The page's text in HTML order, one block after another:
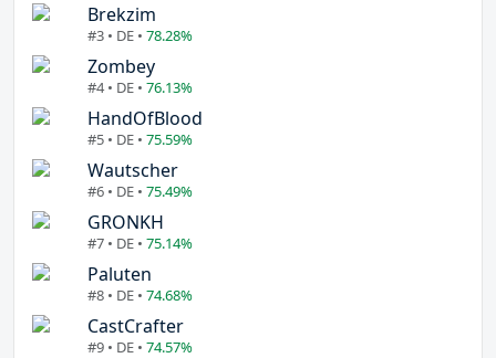
Brekzim
#3 • DE • 78.28%
Zombey
#4 • DE • 76.13%
HandOfBlood
#5 • DE • 75.59%
Wautscher
#6 • DE • 75.49%
GRONKH
#7 • DE • 75.14%
Paluten
#8 • DE • 74.68%
CastCrafter
#9 • DE • 74.57%